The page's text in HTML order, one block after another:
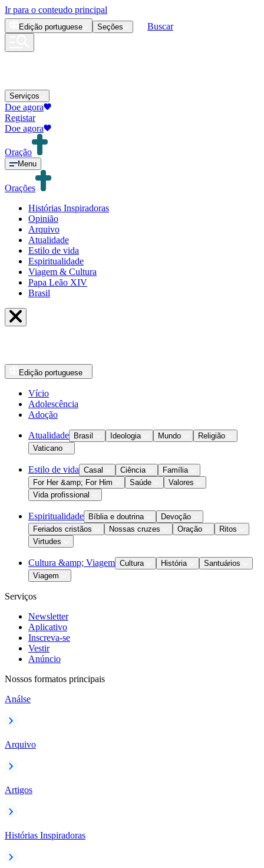
Ir para o conteudo principal
Edição portuguese Seções Buscar
Serviços
Doe agora
Registar
Doe agora
Oração
Menu
Orações
Histórias Inspiradoras
Opinião
Arquivo
Atualidade
Estilo de vida
Espiritualidade
Viagem & Cultura
Papa Leão XIV
Brasil
Edição portuguese
Vício
Adolescência
Adoção
Atualidade Brasil Ideologia Mundo
Religião
Vaticano
Estilo de vida Casal Ciência
Família
For Her &amp; For Him
Saúde
Valores
Vida profissional
Espiritualidade Bíblia e doutrina
Devoção
Feriados cristãos
Nossas cruzes Oração
Ritos
Virtudes
Cultura &amp; Viagem Cultura História
Santuários
Viagem
Serviços
Newsletter
Aplicativo
Inscreva-se
Vestir
Anúncio
Nossos formatos principais
Análse
Arquivo
Artigos
Histórias Inspiradoras